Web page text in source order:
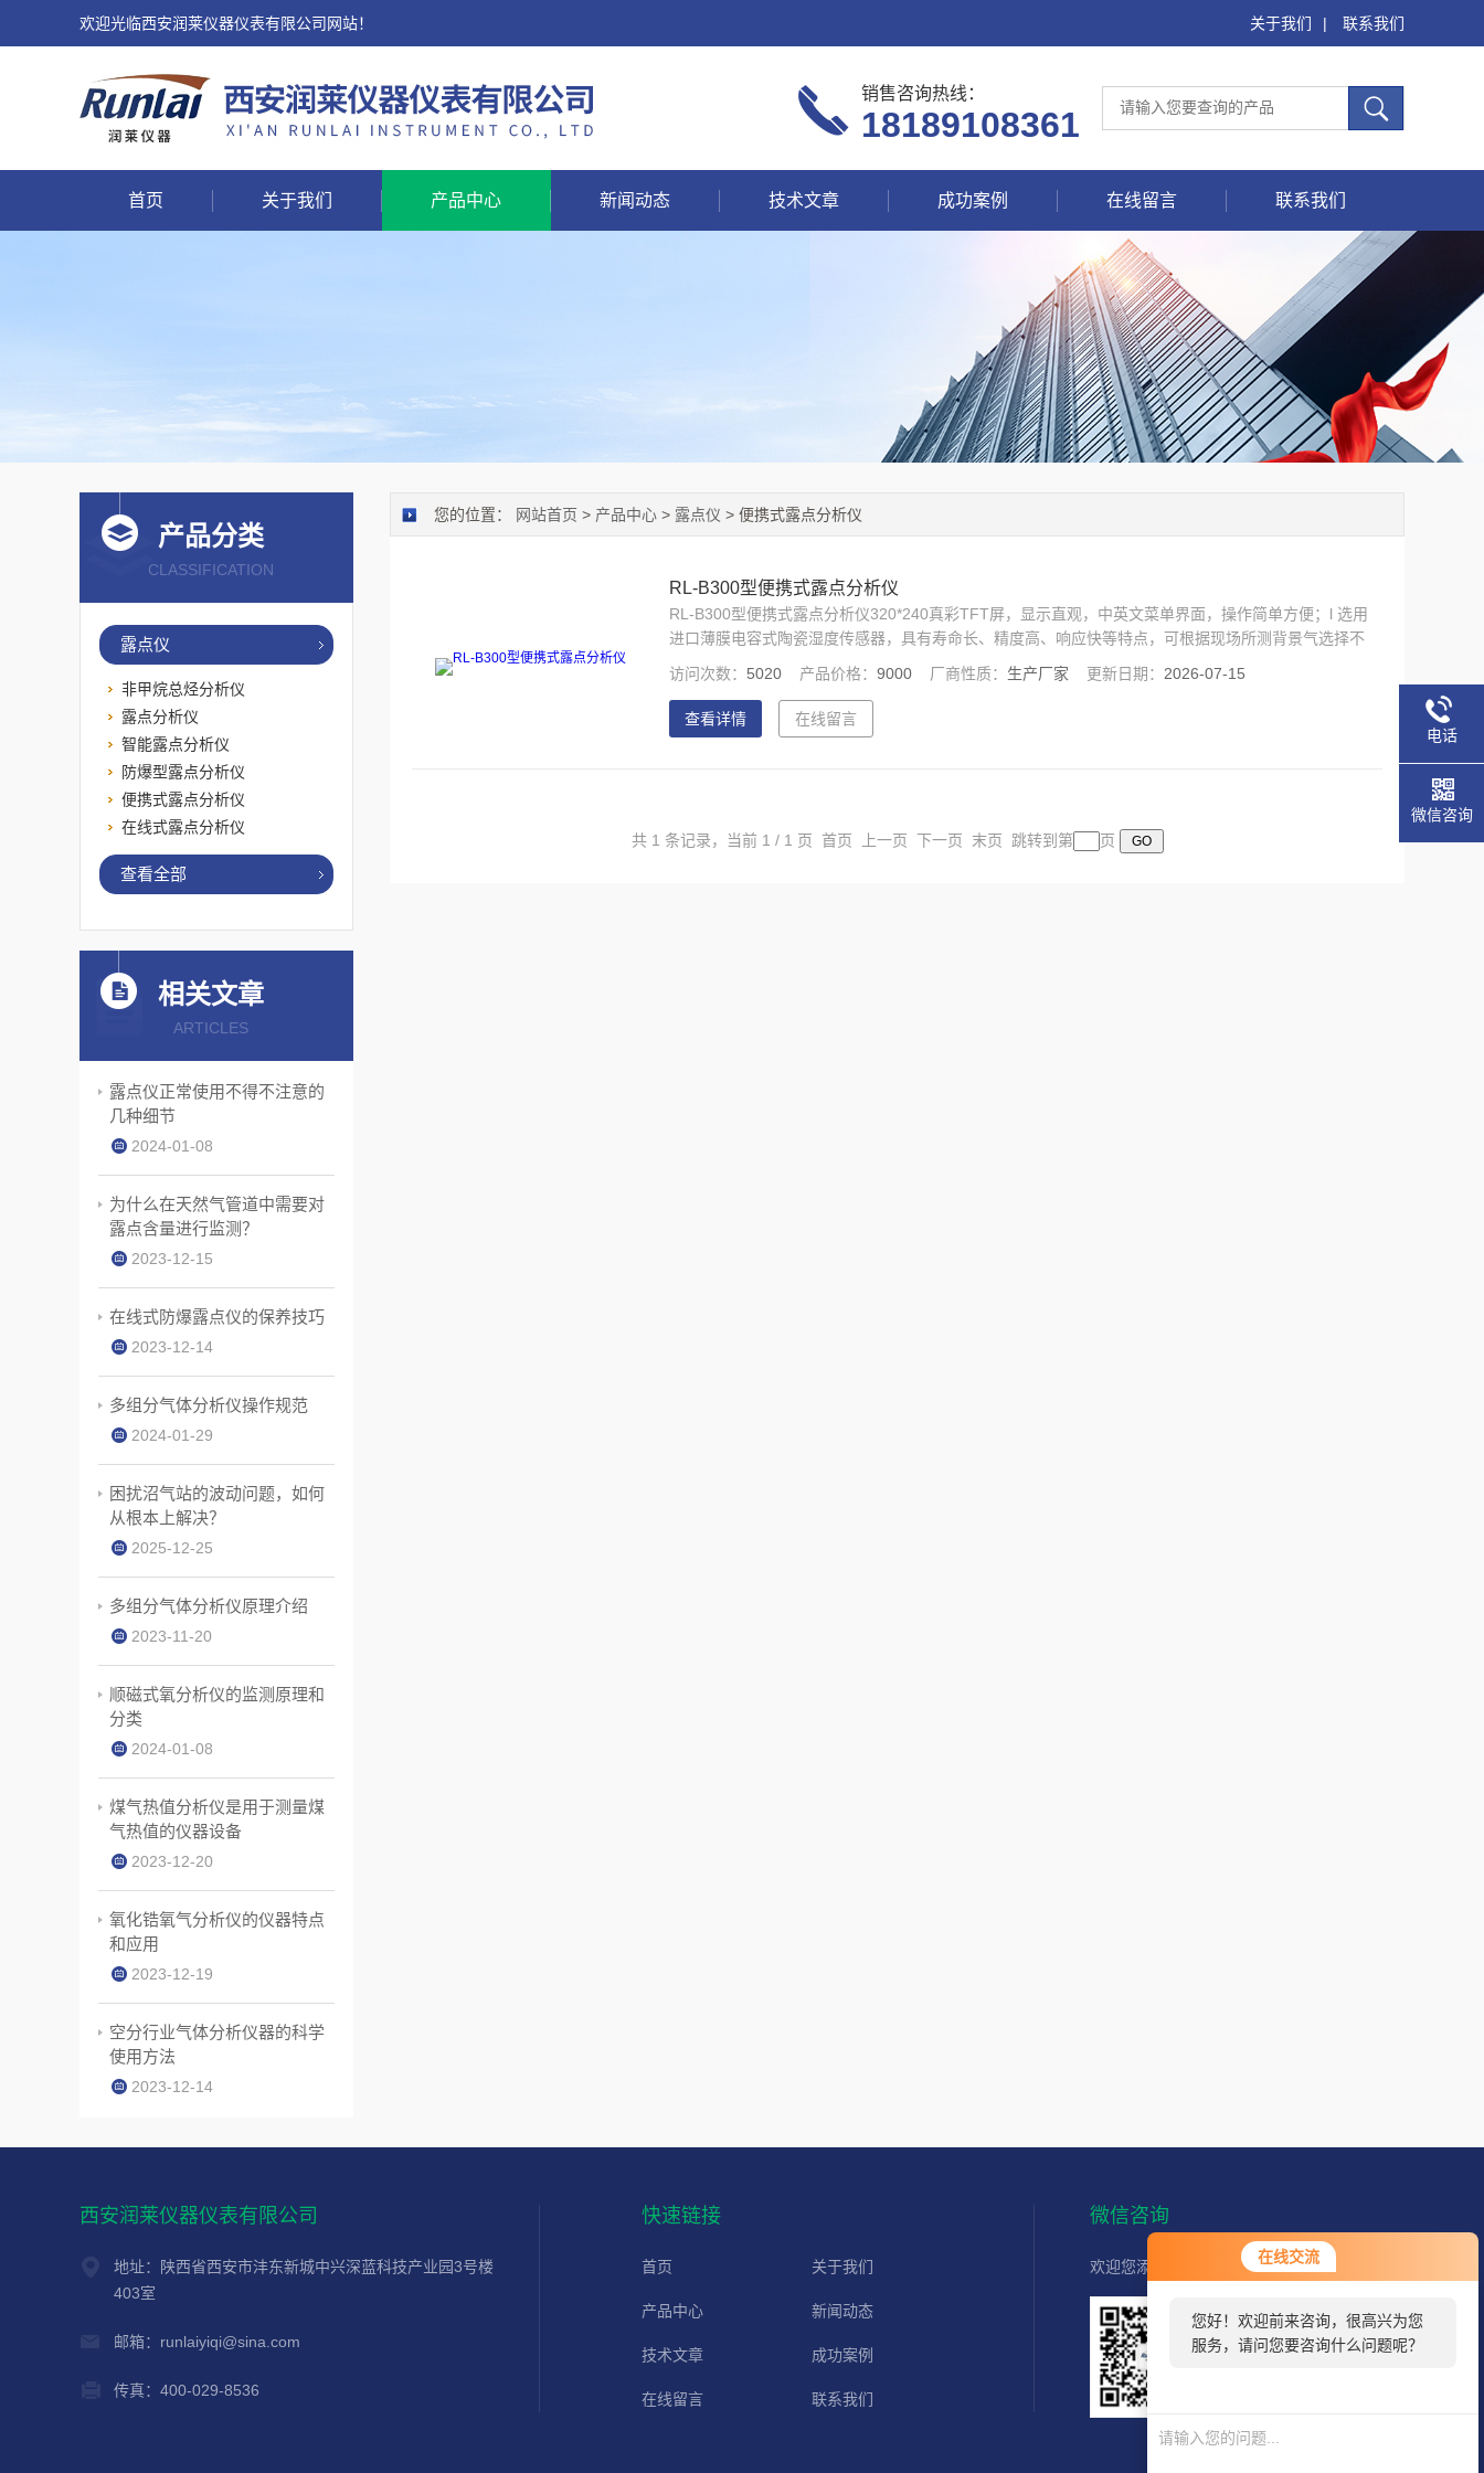
在线交流
您好！欢迎前来咨询，很高兴为您
服务，请问您要咨询什么问题呢？
欢迎光临西安润莱仪器仪表有限公司网站！ 关于我们 | 联系我们
销售咨询热线：
18189108361
首页 关于我们 产品中心 新闻动态 技术文章 成功案例 在线留言 联系我们
产品分类
CLASSIFICATION
露点仪
非甲烷总烃分析仪
露点分析仪
智能露点分析仪
防爆型露点分析仪
便携式露点分析仪
在线式露点分析仪
查看全部
相关文章
ARTICLES
露点仪正常使用不得不注意的
几种细节
2024-01-08
为什么在天然气管道中需要对
露点含量进行监测？ ​
2023-12-15
在线式防爆露点仪的保养技巧
2023-12-14
多组分气体分析仪操作规范
2024-01-29
困扰沼气站的波动问题，如何
从根本上解决？
2025-12-25
多组分气体分析仪原理介绍
2023-11-20
顺磁式氧分析仪的监测原理和
分类
2024-01-08
煤气热值分析仪是用于测量煤
气热值的仪器设备
2023-12-20
氧化锆氧气分析仪的仪器特点
和应用
2023-12-19
空分行业气体分析仪器的科学
使用方法
2023-12-14
您的位置： 网站首页 > 产品中心 > 露点仪 > 便携式露点分析仪
RL-B300型便携式露点分析仪
RL-B300型便携式露点分析仪320*240真彩TFT屏，显示直观，中英文菜单界面，操作简单方便；l 选用
进口薄膜电容式陶瓷湿度传感器，具有寿命长、精度高、响应快等特点，可根据现场所测背景气选择不
同的传感器；
访问次数： 5020 产品价格：9000 厂商性质： 生产厂家 更新日期： 2026-07-15
查看详情 在线留言
共 1 条记录，当前 1 / 1 页 首页 上一页 下一页 末页 跳转到第 页
西安润莱仪器仪表有限公司
地址：陕西省西安市沣东新城中兴深蓝科技产业园3号楼
403室
邮箱：runlaiyiqi@sina.com
传真：400-029-8536
快速链接
首页 关于我们
产品中心 新闻动态
技术文章 成功案例
在线留言 联系我们
微信咨询
欢迎您添加我们的微信客服了解更多信息：
电话
微信咨询